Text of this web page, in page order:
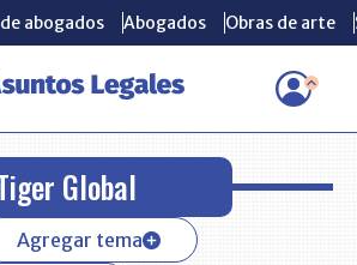
abogados Abogados Obras de arte
abogados Abogados Obras de arte
Global
Agregar tema